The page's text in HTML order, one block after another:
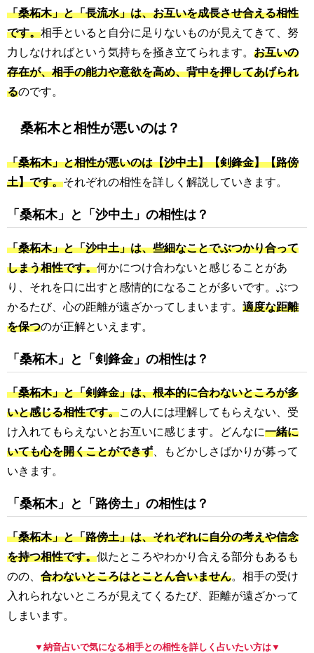
「桑柘木」と「長流水」は、お互いを成長させ合える相性
です。相手といると自分に足りないものが見えてきて、努
力しなければという気持ちを掻き立てられます。 お互いの
存在が、相手の能力や意欲を高め、背中を押してあげられ
るのです。
桑柘木と相性が悪いのは？
「桑柘木」と相性が悪いのは【沙中土】【剣鋒金】【路傍
土】です。それぞれの相性を詳しく解説していきます。
「桑柘木」と「沙中土」の相性は？
「桑柘木」と「沙中土」は、些細なことでぶつかり合って
しまう相性です。何かにつけ合わないと感じることがあ
り、それを口に出すと感情的になることが多いです。ぶつ
かるたび、心の距離が遠ざかってしまいます。 適度な距離
を保つのが正解といえます。
「桑柘木」と「剣鋒金」の相性は？
「桑柘木」と「剣鋒金」は、根本的に合わないところが多
いと感じる相性です。この人には理解してもらえない、受
け入れてもらえないとお互いに感じます。どんなに一緒に
いても心を開くことができず 、もどかしさばかりが募って
いきます。
「桑柘木」と「路傍土」の相性は？
「桑柘木」と「路傍土」は、それぞれに自分の考えや信念
を持つ相性です。似たところやわかり合える部分もあるも
のの、 合わないところはとことん合いません。相手の受け
入れられないところが見えてくるたび、距離が遠ざかって
しまいます。
▼納音占いで気になる相手との相性を詳しく占いたい方は▼